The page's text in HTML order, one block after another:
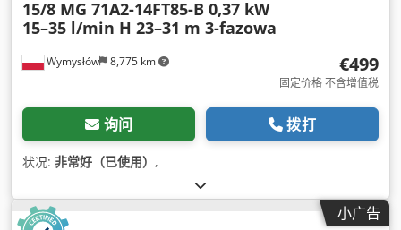
Wymysłów 8,775 km
15/8 MG 71A2-14FT85-B 0,37 kW
15–35 l/min H 23–31 m 3-fazowa
€499
固定价格 不含增值税
询问 拨打
状况: 非常好（已使用） ,
小广告